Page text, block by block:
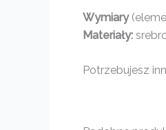
Wymiary
Materiały:
Potrzebujesz